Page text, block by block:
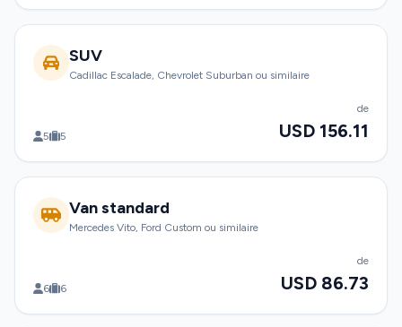
SUV
Cadillac Escalade, Chevrolet Suburban ou similaire
5 5
de
USD 156.11
Van standard
Mercedes Vito, Ford Custom ou similaire
6 6
de
USD 86.73